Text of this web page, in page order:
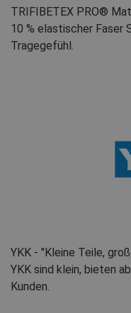
TRIFIBETEX PRO®
10 % elastischer Faser
Tragegefühl.
YKK - "Kleine Teile,
YKK sind klein, bieten
Kunden.